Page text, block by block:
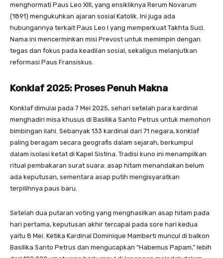
menghormati Paus Leo XIII, yang ensikliknya Rerum Novarum
(1891) mengukuhkan ajaran sosial Katolik. Ini juga ada
hubungannya terkait Paus Leo I yang memperkuat Takhta Suci.
Nama ini mencerminkan misi Prevost untuk memimpin dengan
tegas dan fokus pada keadilan sosial, sekaligus melanjutkan
reformasi Paus Fransiskus.
Konklaf 2025: Proses Penuh Makna
Konklaf dimulai pada 7 Mei 2025, sehari setelah para kardinal
menghadiri misa khusus di Basilika Santo Petrus untuk memohon
bimbingan ilahi. Sebanyak 133 kardinal dari 71 negara, konklaf
paling beragam secara geografis dalam sejarah, berkumpul
dalam isolasi ketat di Kapel Sistina. Tradisi kuno ini menampilkan
ritual pembakaran surat suara: asap hitam menandakan belum
ada keputusan, sementara asap putih mengisyaratkan
terpilihnya paus baru.
Setelah dua putaran voting yang menghasilkan asap hitam pada
hari pertama, keputusan akhir tercapai pada sore hari kedua
yaitu 8 Mei. Ketika Kardinal Dominique Mamberti muncul di balkon
Basilika Santo Petrus dan mengucapkan “Habemus Papam,” lebih